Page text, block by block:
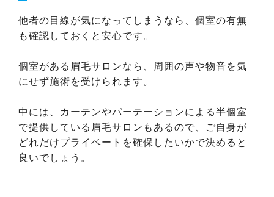
他者の目線が気になってしまうなら、個室の有無
も確認しておくと安心です。
個室がある眉毛サロンなら、周囲の声や物音を気
にせず施術を受けられます。
中には、カーテンやパーテーションによる半個室
で提供している眉毛サロンもあるので、ご自身が
どれだけプライベートを確保したいかで決めると
良いでしょう。